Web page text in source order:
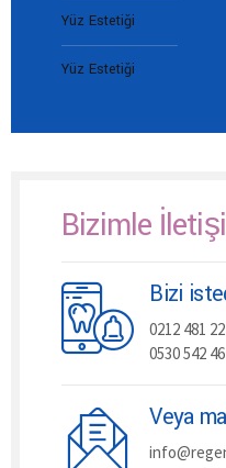
Yüz Estetiği
Yüz Estetiği
Bizimle
Bizi
0212 481
0530 542
Veya